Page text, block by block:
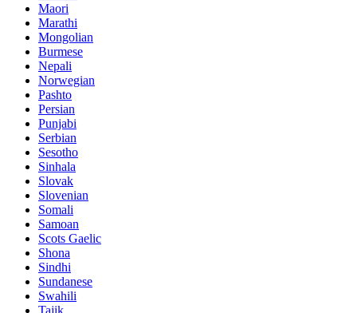
Maori
Marathi
Mongolian
Burmese
Nepali
Norwegian
Pashto
Persian
Punjabi
Serbian
Sesotho
Sinhala
Slovak
Slovenian
Somali
Samoan
Scots Gaelic
Shona
Sindhi
Sundanese
Swahili
Tajik